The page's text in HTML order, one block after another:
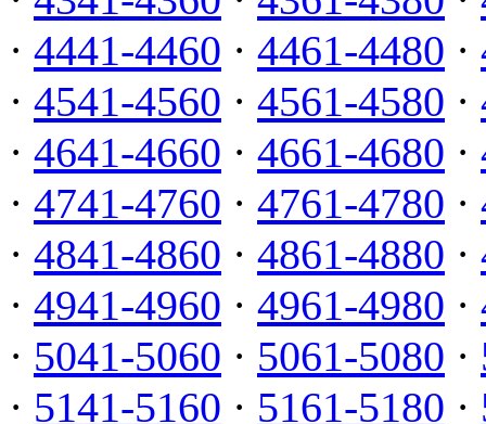
· 4441-4460 · 4461-4480 ·
· 4541-4560 · 4561-4580 ·
· 4641-4660 · 4661-4680 ·
· 4741-4760 · 4761-4780 ·
· 4841-4860 · 4861-4880 ·
· 4941-4960 · 4961-4980 ·
· 5041-5060 · 5061-5080 ·
· 5141-5160 · 5161-5180 ·